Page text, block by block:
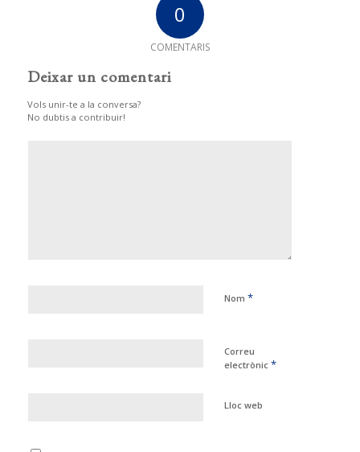
0
COMENTARIS
Deixar un comentari
Vols unir-te a la conversa?
No dubtis a contribuir!
Nom *
Correu
electrònic *
Lloc web